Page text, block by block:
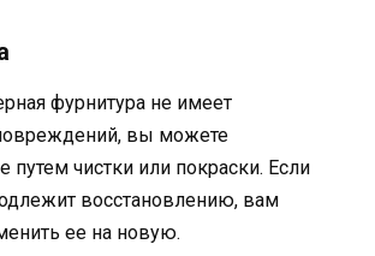
фурнитура не имеет
вы можете
путем чистки или покраски. Если
восстановлению, вам
ее на новую.